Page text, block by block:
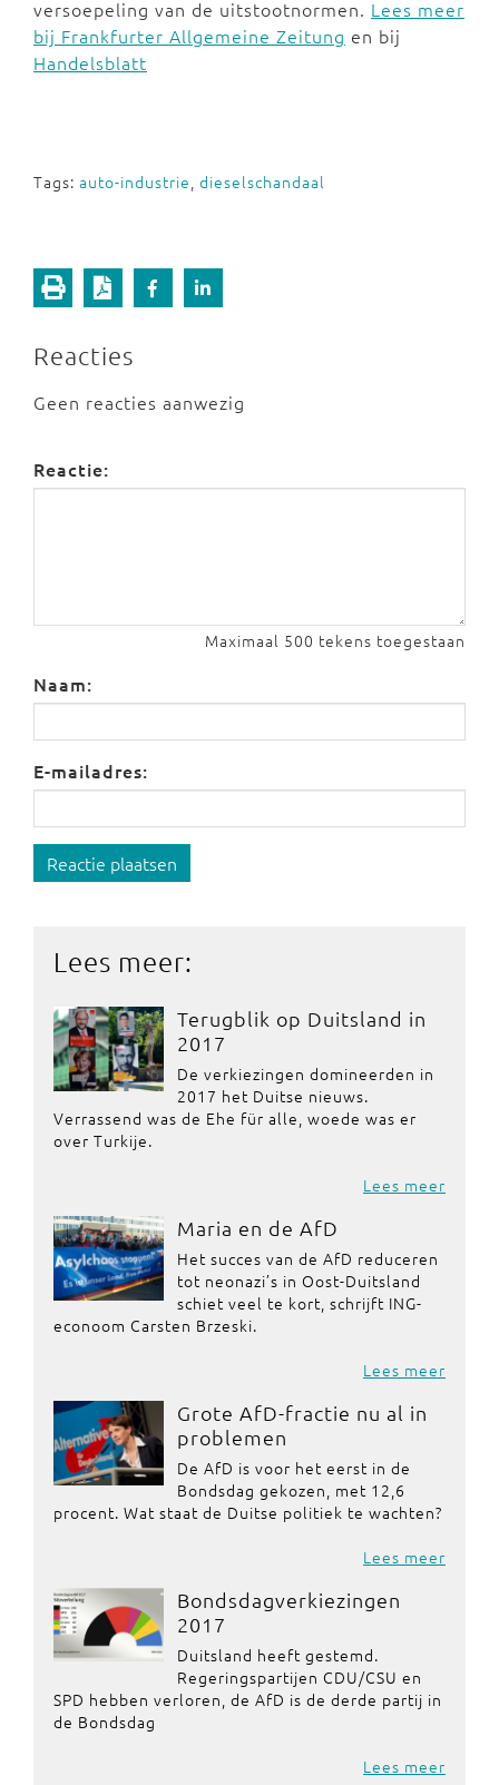
versoepeling van de uitstootnormen. Lees meer
bij Frankfurter Allgemeine Zeitung en bij
Handelsblatt
Tags: auto-industrie, dieselschandaal
Reacties
Geen reacties aanwezig
Reactie:
Maximaal 500 tekens toegestaan
Naam:
E-mailadres:
Reactie plaatsen
Lees meer:
Terugblik op Duitsland in
2017
De verkiezingen domineerden in
2017 het Duitse nieuws.
Verrassend was de Ehe für alle, woede was er
over Turkije.
Lees meer
Maria en de AfD
Het succes van de AfD reduceren
tot neonazi’s in Oost-Duitsland
schiet veel te kort, schrijft ING-
econoom Carsten Brzeski.
Lees meer
Grote AfD-fractie nu al in
problemen
De AfD is voor het eerst in de
Bondsdag gekozen, met 12,6
procent. Wat staat de Duitse politiek te wachten?
Lees meer
Bondsdagverkiezingen
2017
Duitsland heeft gestemd.
Regeringspartijen CDU/CSU en
SPD hebben verloren, de AfD is de derde partij in
de Bondsdag
Lees meer